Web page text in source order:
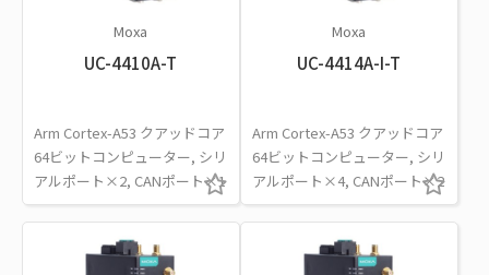
Moxa
UC-4410A-T
Arm Cortex-A53 クアッドコア
64ビットコンピューター, シリ
アルポート×2, CANポート×1
Moxa
UC-4414A-I-T
Arm Cortex-A53 クアッドコア
64ビットコンピューター, シリ
アルポート×4, CANポート×2